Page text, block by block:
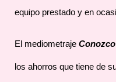
equipo prestado y en
El mediometraje
los ahorros que tiene de